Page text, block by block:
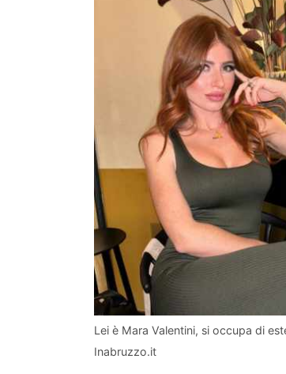
Lei è Mara Valentini, si occupa di
Inabruzzo.it